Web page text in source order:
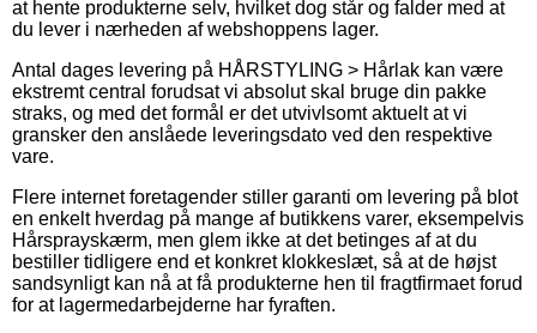
at hente produkterne selv, hvilket dog står og falder med at
du lever i nærheden af webshoppens lager.
Antal dages levering på HÅRSTYLING > Hårlak kan være
ekstremt central forudsat vi absolut skal bruge din pakke
straks, og med det formål er det utvivlsomt aktuelt at vi
gransker den anslåede leveringsdato ved den respektive
vare.
Flere internet foretagender stiller garanti om levering på blot
en enkelt hverdag på mange af butikkens varer, eksempelvis
Hårsprayskærm, men glem ikke at det betinges af at du
bestiller tidligere end et konkret klokkeslæt, så at de højst
sandsynligt kan nå at få produkterne hen til fragtfirmaet forud
for at lagermedarbejderne har fyraften.